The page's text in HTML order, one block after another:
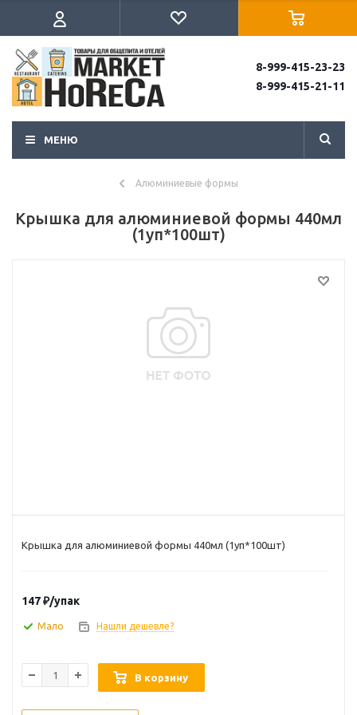
8-999-415-23-23
8-999-415-21-11
МЕНЮ
Алюминиевые формы
Крышка для алюминиевой формы 440мл
(1уп*100шт)
Крышка для алюминиевой формы 440мл (1уп*100шт)
147₽/упак
Мало Нашли дешевле?
В корзину